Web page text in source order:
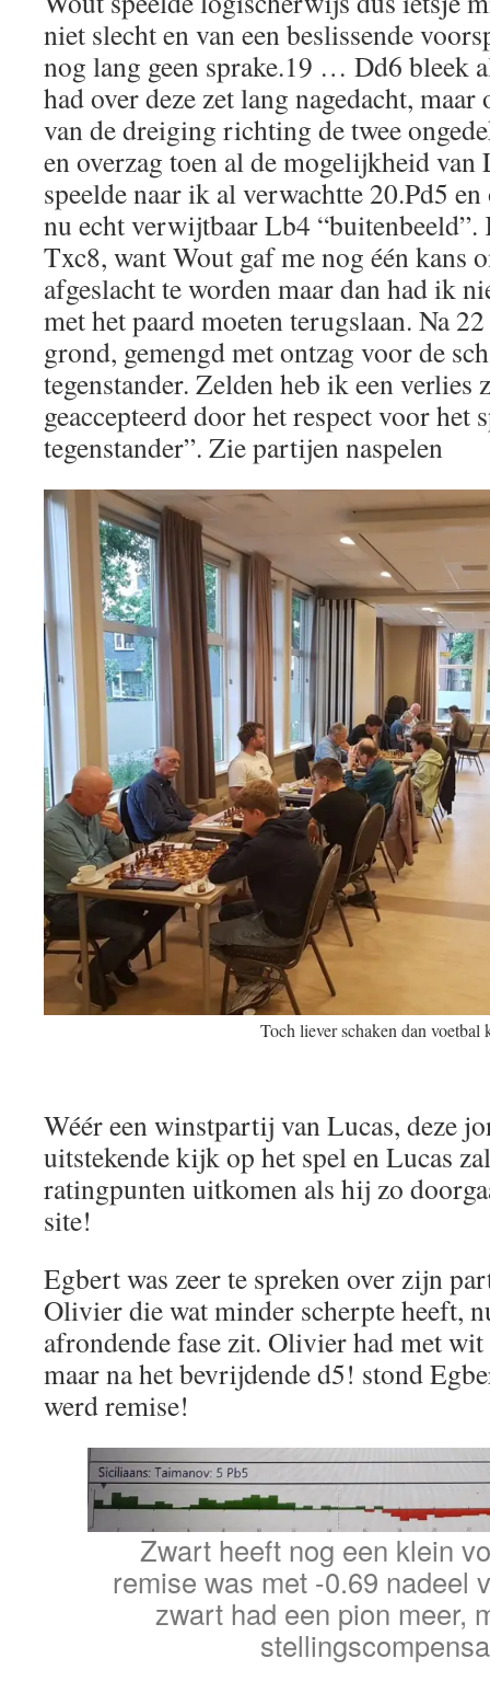
niet slecht en van een beslissende
nog lang geen sprake.19 … Dd6 bleek
had over deze zet lang nagedacht, maar
van de dreiging richting de twee
en overzag toen al de mogelijkheid
speelde naar ik al verwachtte 20.Pd5
nu echt verwijtbaar Lb4
Txc8, want Wout gaf me nog één kans
afgeslacht te worden maar dan had ik
met het paard moeten terugslaan. Na
grond, gemengd met ontzag voor de
tegenstander. Zelden heb ik een verlies
geaccepteerd door het respect voor het
tegenstander”. Zie partijen naspelen
Toch liever schaken dan voetbal
Wéér een winstpartij van Lucas, deze
uitstekende kijk op het spel en Lucas
ratingpunten uitkomen als hij zo
site!
Egbert was zeer te spreken over zijn
Olivier die wat minder scherpte heeft,
afrondende fase zit. Olivier had met
maar na het bevrijdende d5! stond
werd remise!
Zwart heeft nog een klein
remise was met -0.69 nadeel
zwart had een pion meer,